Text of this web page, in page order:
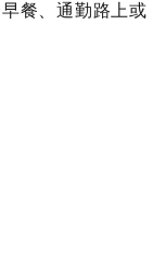
餐、通勤路上或